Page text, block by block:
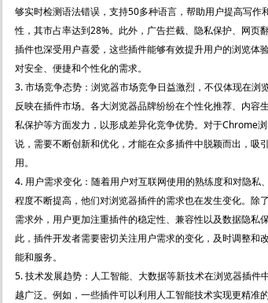
够实时检测语法错误，支持50多种语言，帮助用户提高写作
性，其市占率达到28%。此外，广告拦截、隐私保护、网页
插件也深受用户喜爱，这些插件能够有效提升用户的浏览体
对安全、便捷和个性化的需求。
3. 市场竞争态势：浏览器市场竞争日益激烈，不仅体现在浏
反映在插件市场。各大浏览器品牌纷纷在个性化推荐、内容
私保护等方面发力，以形成差异化竞争优势。对于Chrome
说，需要不断创新和优化，才能在众多插件中脱颖而出，吸
用。
4. 用户需求变化：随着用户对互联网使用的熟练度和对隐私
程度不断提高，他们对浏览器插件的需求也在发生变化。除
需求外，用户更加注重插件的稳定性、兼容性以及数据隐私
此，插件开发者需要密切关注用户需求的变化，及时调整和
能和服务。
5. 技术发展趋势：人工智能、大数据等新技术在浏览器插件
越广泛。例如，一些插件可以利用人工智能技术实现更精准的